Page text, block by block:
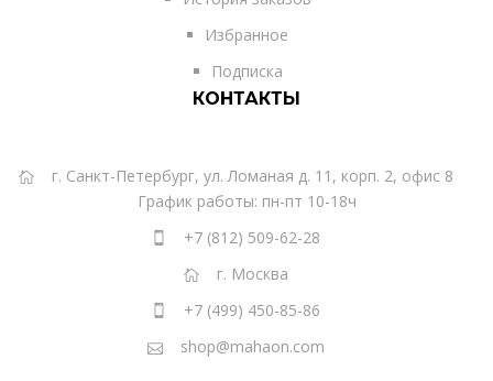
Избранное
Подписка
КОНТАКТЫ
г. Санкт-Петербург, ул. Ломаная д. 11, корп. 2, офис 8
График работы: пн-пт 10-18ч
+7 (812) 509-62-28
г. Москва
+7 (499) 450-85-86
shop@mahaon.com